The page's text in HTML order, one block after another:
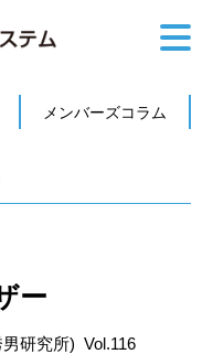
メンバーズコラム
ー
研究所) Vol.116